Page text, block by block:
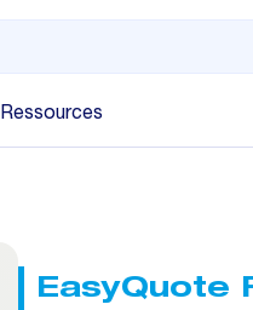
Ressources
EasyQuote